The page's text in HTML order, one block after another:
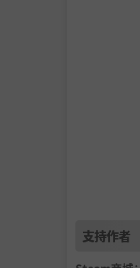
支持作者